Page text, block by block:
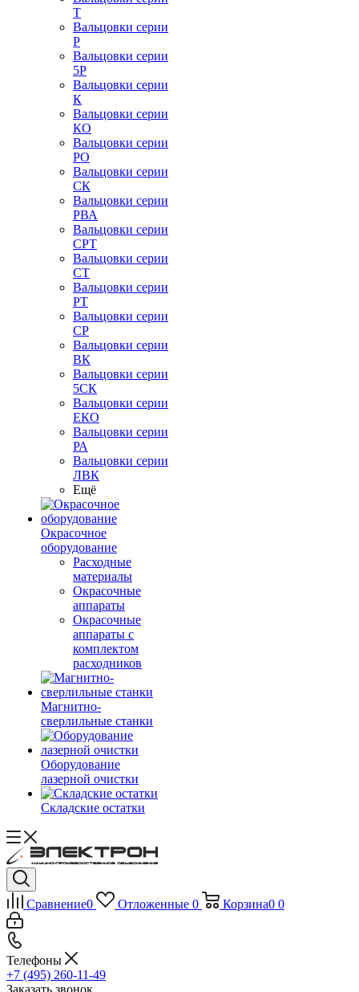
Т
Вальцовки серии
Р
Вальцовки серии
5Р
Вальцовки серии
К
Вальцовки серии
КО
Вальцовки серии
РО
Вальцовки серии
СК
Вальцовки серии
РВА
Вальцовки серии
СРТ
Вальцовки серии
СТ
Вальцовки серии
РТ
Вальцовки серии
СР
Вальцовки серии
ВК
Вальцовки серии
5СК
Вальцовки серии
ЕКО
Вальцовки серии
РА
Вальцовки серии
ЛВК
Ещё
Окрасочное
оборудование
Расходные
материалы
Окрасочные
аппараты
Окрасочные
аппараты с
комплектом
расходников
Магнитно-
сверлильные станки
Оборудование
лазерной очистки
Складские остатки
Сравнение0 Отложенные 0 Корзина0 0
Телефоны
+7 (495) 260-11-49
Заказать звонок